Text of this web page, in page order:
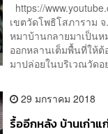
https://
เขตวัดโพธิโสภาราม
หมาบ้านกลายมาเป็นห
ออกหลานเต็มพื้นที่ให้
มาปล่อยในบริเวณวัดอ
29 มกราคม 2018
รื้ออีกหลัง บ้านเก่า